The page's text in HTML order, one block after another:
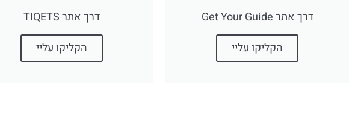
דרך אתר Get Your Guide
הקליקו עליי
דרך אתר TIQETS
הקליקו עליי